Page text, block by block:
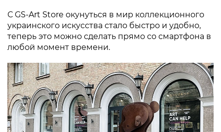
С GS-Art Store окунуться в мир коллекционного
украинского искусства стало быстро и удобно,
теперь это можно сделать прямо со смартфона в
любой момент времени.